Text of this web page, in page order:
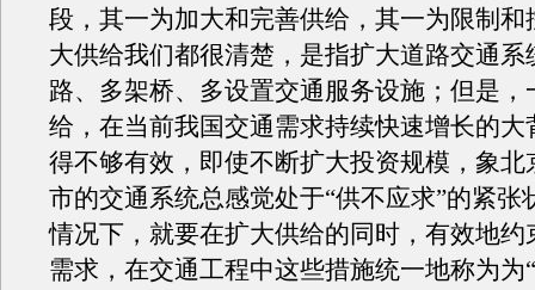
段，其一为加大和完善供给，其一为限制和
大供给我们都很清楚，是指扩大道路交通系
路、多架桥、多设置交通服务设施；但是，
给，在当前我国交通需求持续快速增长的大
得不够有效，即使不断扩大投资规模，象北
市的交通系统总感觉处于“供不应求”的紧张
情况下，就要在扩大供给的同时，有效地约
需求，在交通工程中这些措施统一地称为为